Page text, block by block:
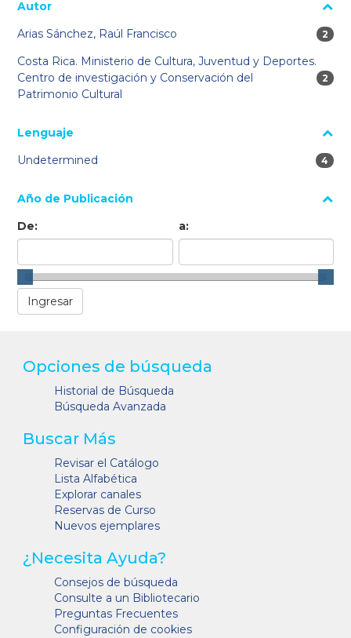
Autor
Arias Sánchez, Raúl Francisco
2
2
Costa Rica. Ministerio de Cultura, Juventud y Deportes.
Centro de investigación y Conservación del
Patrimonio Cultural
2
2
Lenguaje
Undetermined
4
4
Año de Publicación
De:
a:
Opciones de búsqueda
Historial de Búsqueda
Búsqueda Avanzada
Buscar Más
Revisar el Catálogo
Lista Alfabética
Explorar canales
Reservas de Curso
Nuevos ejemplares
¿Necesita Ayuda?
Consejos de búsqueda
Consulte a un Bibliotecario
Preguntas Frecuentes
Configuración de cookies